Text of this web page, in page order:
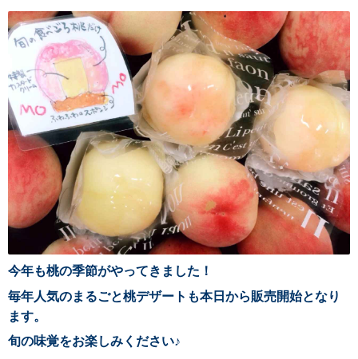
今年も桃の季節がやってきました！
毎年人気のまるごと桃デザートも本日から販売開始となり
ます。
旬の味覚をお楽しみください♪